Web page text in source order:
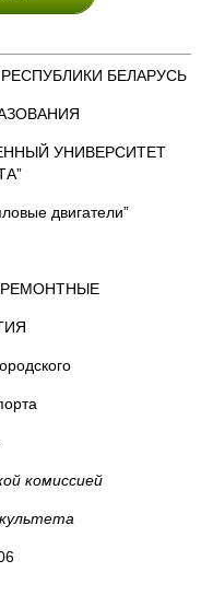
БЕЛАРУСЬ
УНИВЕРСИТЕТ
двигатели”
комиссией